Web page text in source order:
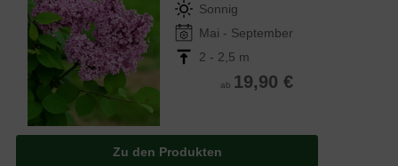
Sonnig
Mai - September
2 - 2,5 m
ab 19,90 €
Zu den Produkten